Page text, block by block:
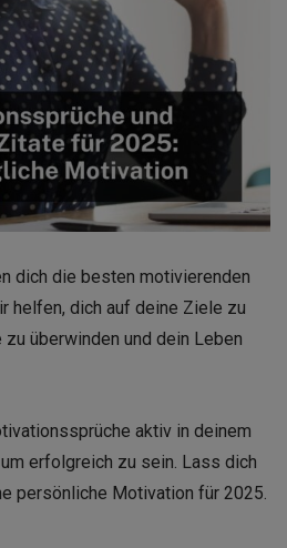
dich die besten motivierenden
helfen, dich auf deine Ziele zu
überwinden und dein Leben
aktiv in deinem
erfolgreich zu sein. Lass dich
persönliche Motivation für 2025.